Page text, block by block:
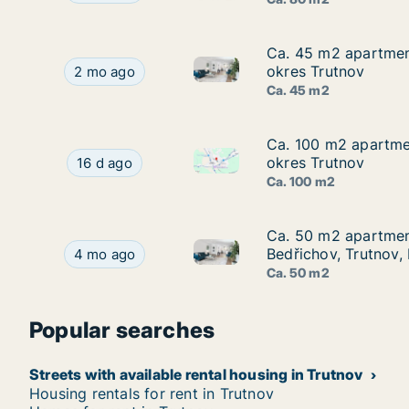
Ca. 45 m2 apartment for rent in Trutnov,
2 mo ago Ca. 45 m2 apartment for rent
Ca. 45 m2
Ca. 45 m2
okres Trutnov
Ca. 45 m2
Ca. 100 m2 apartment for rent in Trutnov,
16 d ago Ca. 100 m2 apartment for
Ca. 100 m2
Ca. 100 m2
okres Trutnov
Ca. 100 m2
Ca. 50 m2 apartment for rent in Trutnov,
4 mo ago Ca. 50 m2 apartment for rent
Ca. 50 m2
Ca. 50 m2
Bedřichov,
Ca. 50 m2
Popular searches
Streets with available rental housing in Trutnov
Housing rentals for rent in Trutnov